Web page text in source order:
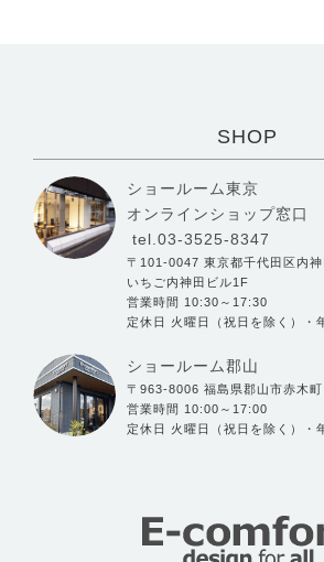
SHOP
ショールーム東京
オンラインショップ窓口
tel.03-3525-8347
〒101-0047 東京都千代田区内
いちご内神田ビル1F
営業時間 10:30～17:30
定休日 火曜日（祝日を除く）・
ショールーム郡山
〒963-8006 福島県郡山市赤木
営業時間 10:00～17:00
定休日 火曜日（祝日を除く）・